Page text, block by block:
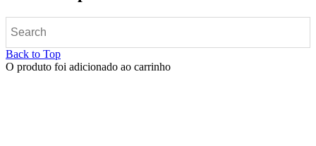
Back to Top
O produto foi adicionado ao carrinho